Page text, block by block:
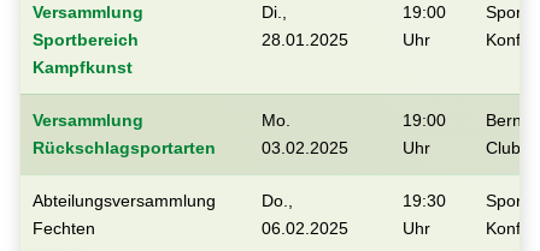
Versammlung
Sportbereich
Kampfkunst
Di.,
28.01.2025
19:00
Uhr
Versammlung
Rückschlagsportarten
Mo.
03.02.2025
19:00
Uhr
Abteilungsversammlung
Fechten
Do.,
06.02.2025
19:30
Uhr